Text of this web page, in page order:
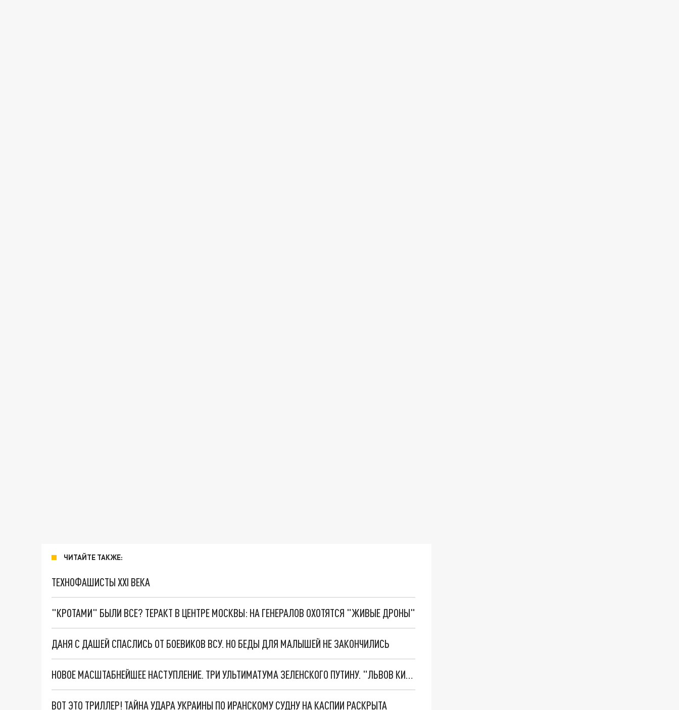
ЧИТАЙТЕ ТАКЖЕ:
ТЕХНОФАШИСТЫ XXI ВЕКА
"КРОТАМИ" БЫЛИ ВСЕ? ТЕРАКТ В ЦЕНТРЕ МОСКВЫ: НА ГЕНЕРАЛОВ ОХОТЯТСЯ "ЖИВЫЕ ДРОНЫ"
ДАНЯ С ДАШЕЙ СПАСЛИСЬ ОТ БОЕВИКОВ ВСУ. НО БЕДЫ ДЛЯ МАЛЫШЕЙ НЕ ЗАКОНЧИЛИСЬ
НОВОЕ МАСШТАБНЕЙШЕЕ НАСТУПЛЕНИЕ. ТРИ УЛЬТИМАТУМА ЗЕЛЕНСКОГО ПУТИНУ. "ЛЬВОВ КИМА" ПОСТАВЯТ НА ПВО? ГЛОБАЛЬНЫЙ ПРОРЫВ ПОД ЗАПОРОЖЬЕМ
ВОТ ЭТО ТРИЛЛЕР! ТАЙНА УДАРА УКРАИНЫ ПО ИРАНСКОМУ СУДНУ НА КАСПИИ РАСКРЫТА